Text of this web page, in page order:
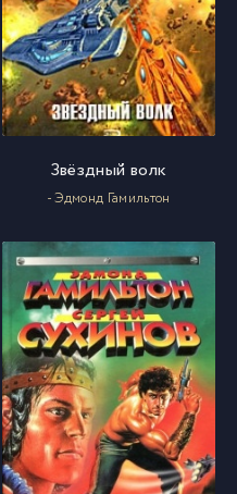
Звёздный волк
- Эдмонд Гамильтон